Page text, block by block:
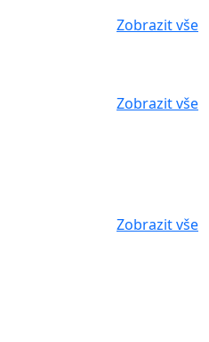
Zobrazit vše
Zobrazit vše
Zobrazit vše